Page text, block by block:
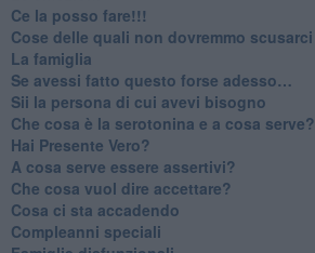
​Ce la posso fare!!!
​Cose delle quali non dovremmo scusarci
​La famiglia
​Se avessi fatto questo forse adesso…
​Sii la persona di cui avevi bisogno
Che cosa è la serotonina e a cosa serve?
​Hai Presente Vero?
A cosa serve essere assertivi?
​Che cosa vuol dire accettare?
​Cosa ci sta accadendo
​Compleanni speciali